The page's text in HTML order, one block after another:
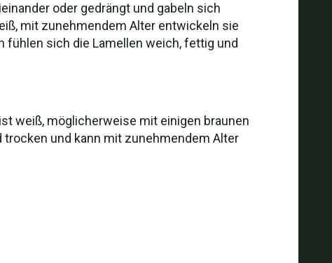
oder gedrängt und gabeln sich
mit zunehmendem Alter entwickeln sie
fühlen sich die Lamellen weich, fettig und
weiß, möglicherweise mit einigen braunen
trocken und kann mit zunehmendem Alter